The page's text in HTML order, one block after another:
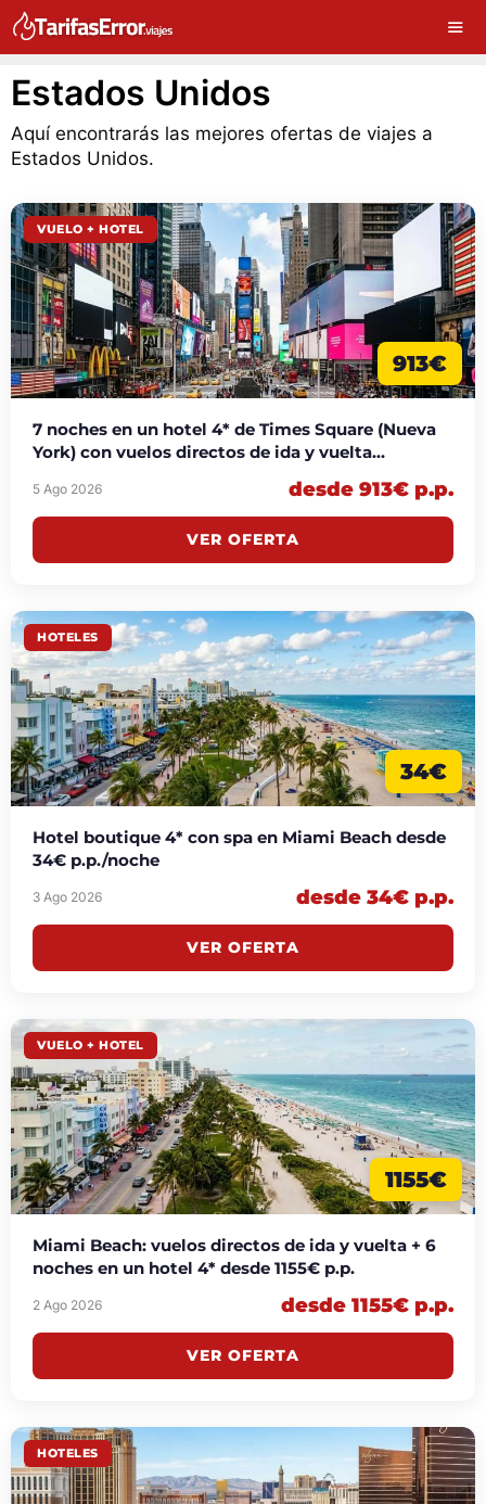
Estados Unidos
Aquí encontrarás las mejores ofertas de viajes a
Estados Unidos.
VUELO + HOTEL
913€
7 noches en un hotel 4* de Times Square (Nueva
York) con vuelos directos de ida y vuelta
5 Ago 2026 desde 913€ p.p.
VER OFERTA
HOTELES
34€
Hotel boutique 4* con spa en Miami Beach desde
34€ p.p./noche
3 Ago 2026 desde 34€ p.p.
VER OFERTA
VUELO + HOTEL
1155€
Miami Beach: vuelos directos de ida y vuelta + 6
noches en un hotel 4* desde 1155€ p.p.
2 Ago 2026 desde 1155€ p.p.
VER OFERTA
HOTELES